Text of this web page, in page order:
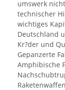
umswerk
technischer
wichtiges
Deutschland
Kr?der und
Gepanzerte
Amphibische